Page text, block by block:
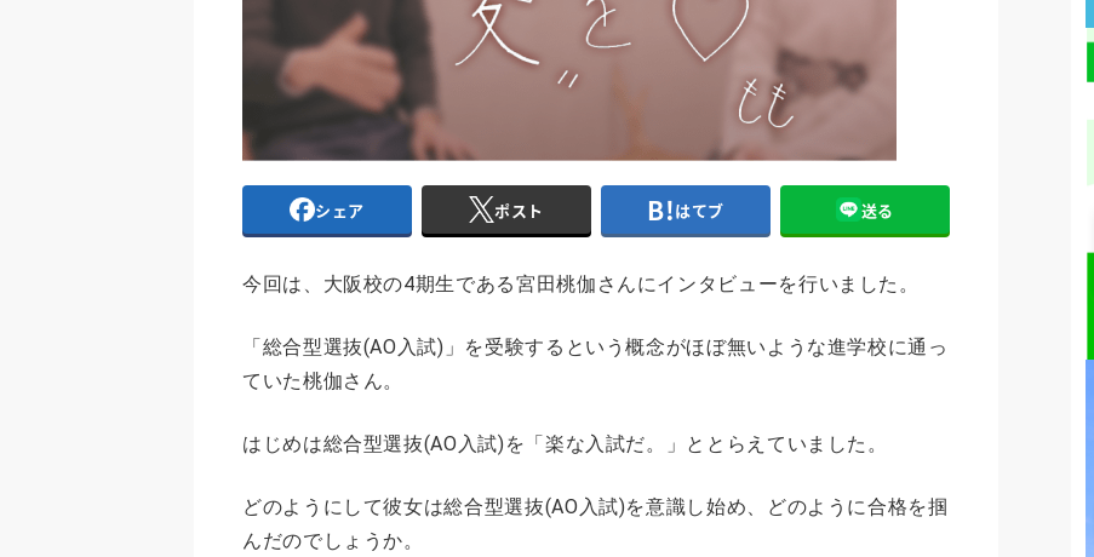
シェア ポスト はてブ 送る
今回は、大阪校の4期生である宮田桃伽さんにインタビューを行いました。
「総合型選抜(AO入試)」を受験するという概念がほぼ無いような進学校に通っ
ていた桃伽さん。
はじめは総合型選抜(AO入試)を「楽な入試だ。」ととらえていました。
どのようにして彼女は総合型選抜(AO入試)を意識し始め、どのように合格を掴
んだのでしょうか。